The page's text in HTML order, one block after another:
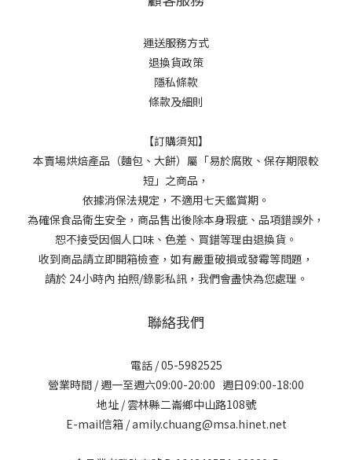
運送服務方式
退換貨政策
隱私條款
條款及細則
【訂購須知】
本賣場烘焙產品（麵包、大餅）屬「易於腐敗、保存期限較
短」之商品，
依據消保法規定，不適用七天鑑賞期。
為確保食品衛生安全，商品售出後除本身瑕疵、品項錯誤外，
恕不接受因個人口味、色差、買錯等理由退換貨。
收到商品請立即開箱檢查，如有嚴重破損或發霉等問題，
請於 24小時內 拍照/錄影私訊，我們會盡快為您處理。
聯絡我們
電話 / 05-5982525
營業時間 / 週一至週六09:00-20:00 週日09:00-18:00
地址 / 雲林縣二崙鄉中山路108號
E-mail信箱 / amily.chuang@msa.hinet.net